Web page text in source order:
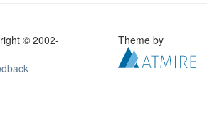
© 2002-
Theme by